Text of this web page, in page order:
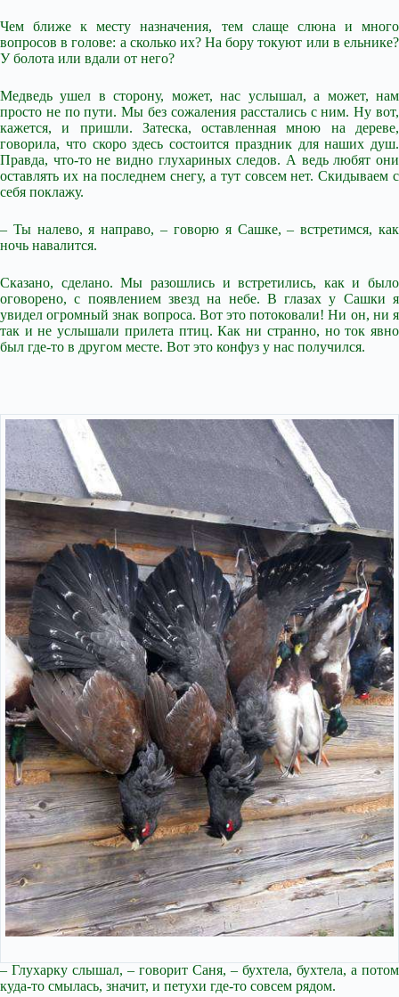
Чем ближе к месту назначения, тем слаще слюна и много
вопросов в голове: а сколько их? На бору токуют или в ельнике?
У болота или вдали от него?
Медведь ушел в сторону, может, нас услышал, а может, нам
просто не по пути. Мы без сожаления расстались с ним. Ну вот,
кажется, и пришли. Затеска, оставленная мною на дереве,
говорила, что скоро здесь состоится праздник для наших душ.
Правда, что-то не видно глухариных следов. А ведь любят они
оставлять их на последнем снегу, а тут совсем нет. Скидываем с
себя поклажу.
– Ты налево, я направо, – говорю я Сашке, – встретимся, как
ночь навалится.
Сказано, сделано. Мы разошлись и встретились, как и было
оговорено, с появлением звезд на небе. В глазах у Сашки я
увидел огромный знак вопроса. Вот это потоковали! Ни он, ни я
так и не услышали прилета птиц. Как ни странно, но ток явно
был где-то в другом месте. Вот это конфуз у нас получился.
– Глухарку слышал, – говорит Саня, – бухтела, бухтела, а потом
куда-то смылась, значит, и петухи где-то совсем рядом.